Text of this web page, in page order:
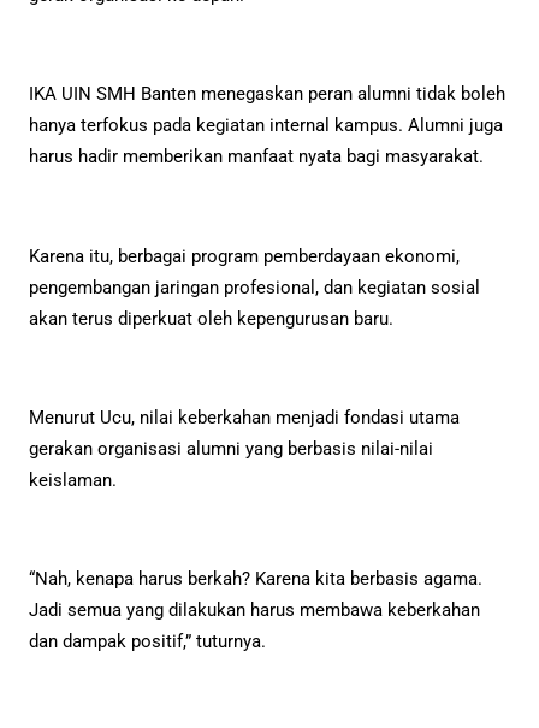
IKA UIN SMH Banten menegaskan peran alumni tidak boleh
hanya terfokus pada kegiatan internal kampus. Alumni juga
harus hadir memberikan manfaat nyata bagi masyarakat.
Karena itu, berbagai program pemberdayaan ekonomi,
pengembangan jaringan profesional, dan kegiatan sosial
akan terus diperkuat oleh kepengurusan baru.
Menurut Ucu, nilai keberkahan menjadi fondasi utama
gerakan organisasi alumni yang berbasis nilai-nilai
keislaman.
“Nah, kenapa harus berkah? Karena kita berbasis agama.
Jadi semua yang dilakukan harus membawa keberkahan
dan dampak positif,” tuturnya.